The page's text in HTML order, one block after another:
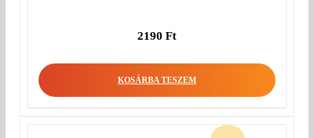
2190 Ft
KOSÁRBA TESZEM